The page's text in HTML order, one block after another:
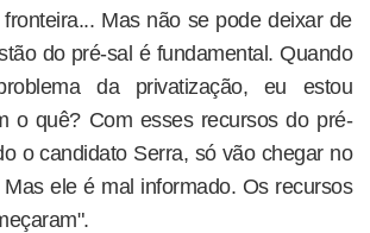
Mas não se pode deixar de
do pré-sal é fundamental. Quando
da privatização, eu estou
o quê? Com esses recursos do pré-
o candidato Serra, só vão chegar no
ele é mal informado. Os recursos